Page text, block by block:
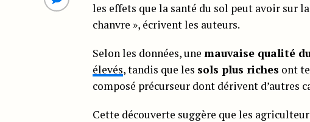
les effets que la santé du sol peut avoir sur
chanvre », écrivent les auteurs.
Selon les données, une mauvaise qualité
élevés, tandis que les sols plus riches ont
composé précurseur dont dérivent d’autres
Cette découverte suggère que les